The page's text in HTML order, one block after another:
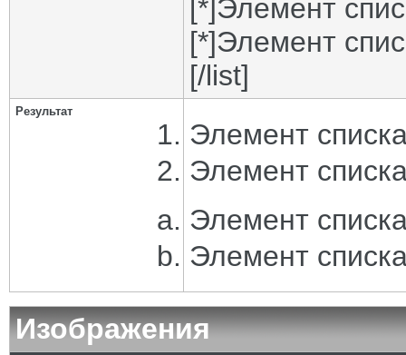
[*]Элемент
[*]Элемент
[/list]
Результат
Элемент
Элемент
Элемент
Элемент
Изображения